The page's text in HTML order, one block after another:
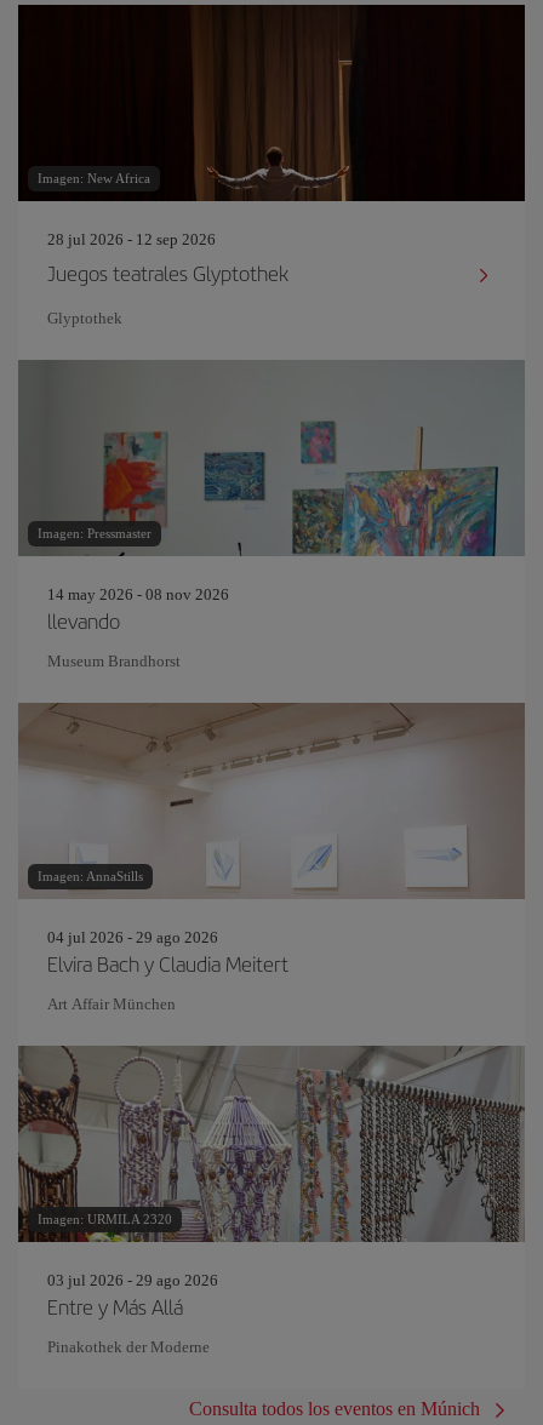
Imagen: New Africa
28 jul 2026 - 12 sep 2026
Juegos teatrales Glyptothek
Glyptothek
Imagen: Pressmaster
14 may 2026 - 08 nov 2026
llevando
Museum Brandhorst
Imagen: AnnaStills
04 jul 2026 - 29 ago 2026
Elvira Bach y Claudia Meitert
Art Affair München
Imagen: URMILA 2320
03 jul 2026 - 29 ago 2026
Entre y Más Allá
Pinakothek der Moderne
Consulta todos los eventos en Múnich